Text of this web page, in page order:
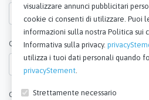
Quantità*
Osservazioni*
visualizzare annunci pubblicitari
cookie ci consenti di utilizzare. Puoi
informazioni sulla nostra Politica sui
Informativa sulla privacy.
utilizza i tuoi dati personali quando
privacyStement
Strettamente necessario